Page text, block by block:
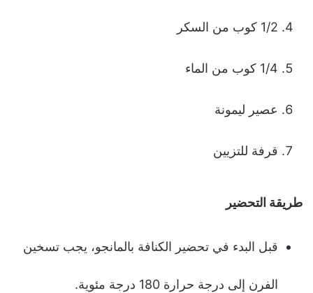
1/2 كوب من السكر
1/4 كوب من الماء
عصير ليمونة
قرفة للتزيين
طريقة التحضير
قبل البدء في تحضير الكنافة بالمانجو، يجب تسخين
الفرن إلى درجة حرارة 180 درجة مئوية.